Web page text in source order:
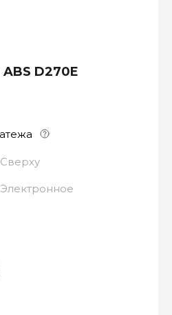
D270E
Сверху
Электронное
только